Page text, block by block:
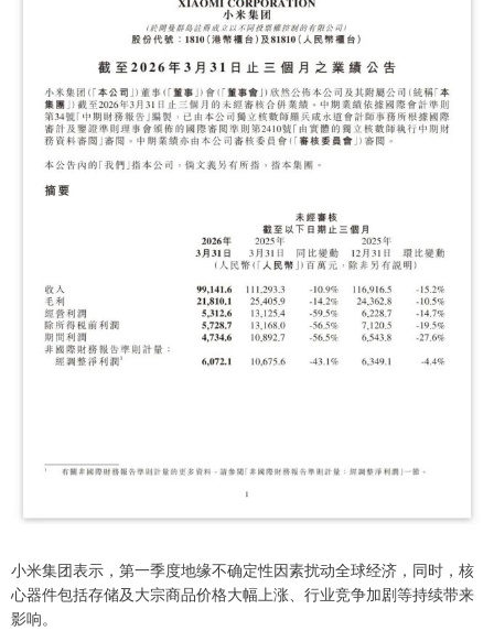
小米集团表示，第一季度地缘不确定性因素扰动全球经济，同时，核
心器件包括存储及大宗商品价格大幅上涨、行业竞争加剧等持续带来
影响。